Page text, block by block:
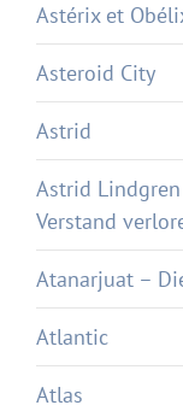
Astérix et
Asteroid City
Astrid
Astrid
Verstand
Atanarjuat –
Atlantic
Atlas